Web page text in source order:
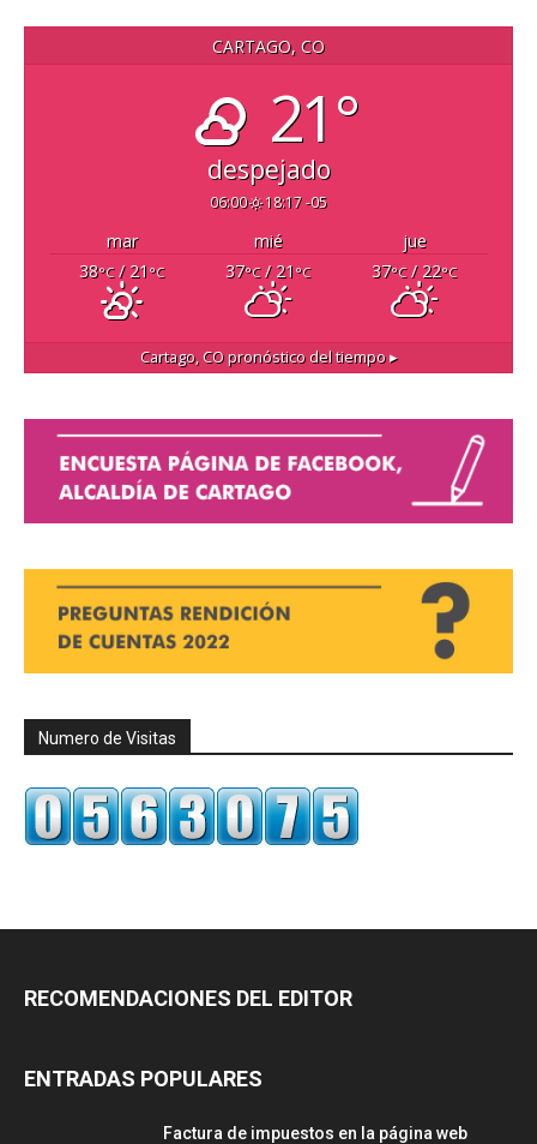
CARTAGO, CO
21°
despejado
06:00 18:17 -05
mar mié
jue
38°C/ 21 °C 37°C/ 21 °C 37°C/ 22°C
Cartago, COpronóstico del tiempo ▸
Numero de Visitas
RECOMENDACIONES DEL EDITOR
ENTRADAS POPULARES
Factura de impuestos en la página web